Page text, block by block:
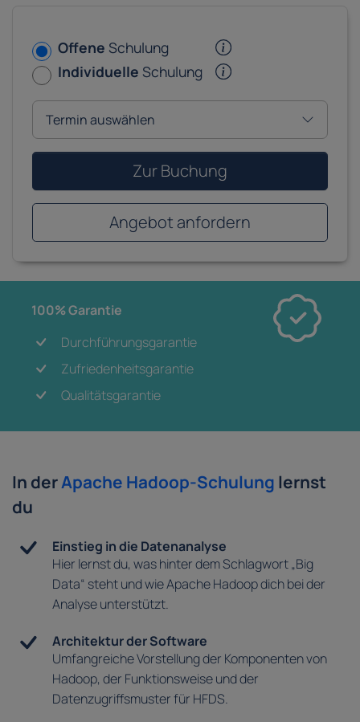
In derApache Hadoop-Schulung lernst
du
Einstieg in die Datenanalyse
Hier lernst du, was hinter dem Schlagwort „Big
Data“ steht und wie Apache Hadoop dich bei der
Analyse unterstützt.
Architektur der Software
Umfangreiche Vorstellung der Komponenten von
Hadoop, der Funktionsweise und der
Datenzugriffsmuster für HFDS.
Offene Schulung
Individuelle Schulung
Zur Buchung
Angebot anfordern
100% Garantie
Durchführungsgarantie
Zufriedenheitsgarantie
Qualitätsgarantie